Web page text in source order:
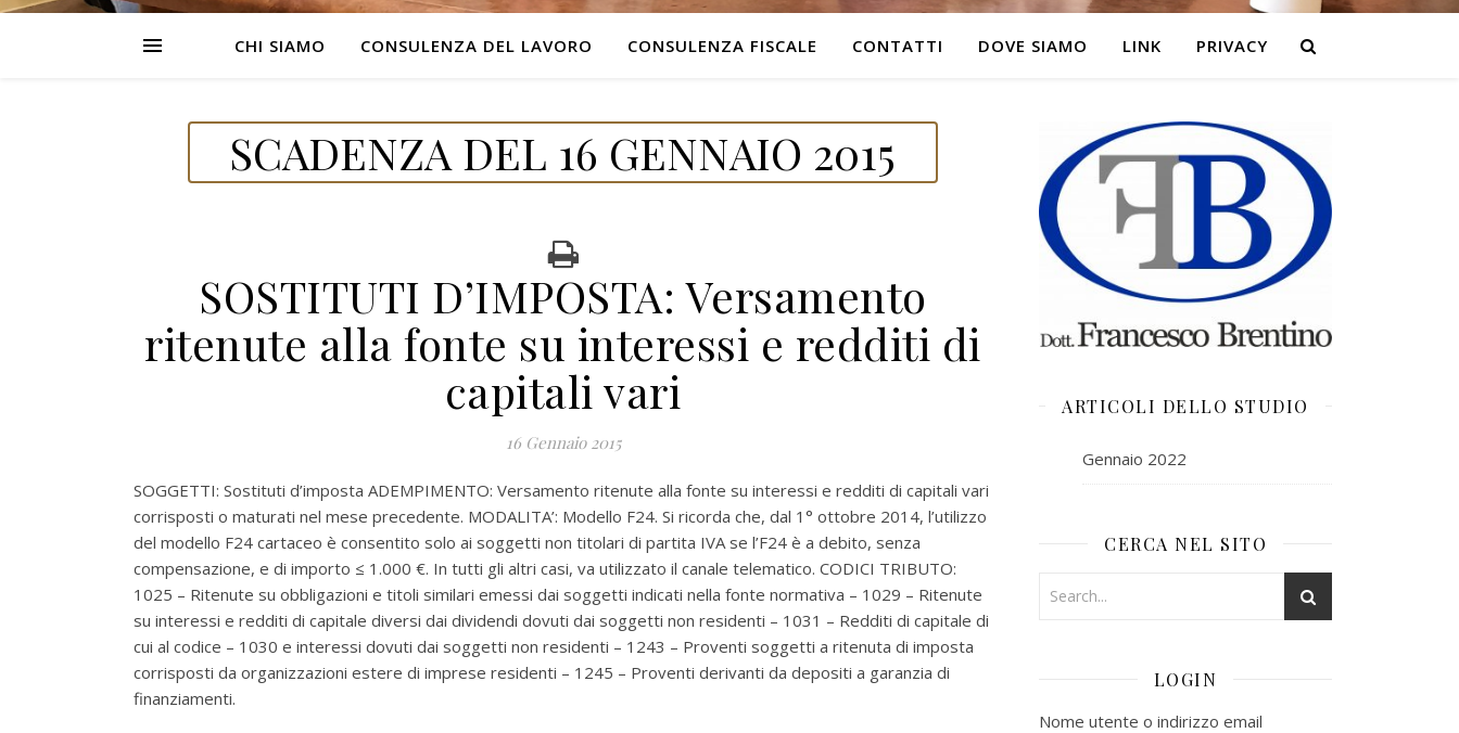
CHI SIAMO CONSULENZA DEL LAVORO CONSULENZA FISCALE CONTATTI DOVE SIAMO LINK PRIVACY
SCADENZA DEL 16 GENNAIO 2015
SOSTITUTI D’IMPOSTA: Versamento
ritenute alla fonte su interessi e redditi di
capitali vari
16 Gennaio 2015
SOGGETTI: Sostituti d’imposta ADEMPIMENTO: Versamento ritenute alla fonte su interessi e redditi di capitali vari
corrisposti o maturati nel mese precedente. MODALITA’: Modello F24. Si ricorda che, dal 1° ottobre 2014, l’utilizzo
del modello F24 cartaceo è consentito solo ai soggetti non titolari di partita IVA se l’F24 è a debito, senza
compensazione, e di importo ≤ 1.000 €. In tutti gli altri casi, va utilizzato il canale telematico. CODICI TRIBUTO:
1025 – Ritenute su obbligazioni e titoli similari emessi dai soggetti indicati nella fonte normativa – 1029 – Ritenute
su interessi e redditi di capitale diversi dai dividendi dovuti dai soggetti non residenti – 1031 – Redditi di capitale di
cui al codice – 1030 e interessi dovuti dai soggetti non residenti – 1243 – Proventi soggetti a ritenuta di imposta
corrisposti da organizzazioni estere di imprese residenti – 1245 – Proventi derivanti da depositi a garanzia di
finanziamenti.
ARTICOLI DELLO STUDIO
Gennaio 2022
CERCA NEL SITO
LOGIN
Nome utente o indirizzo email